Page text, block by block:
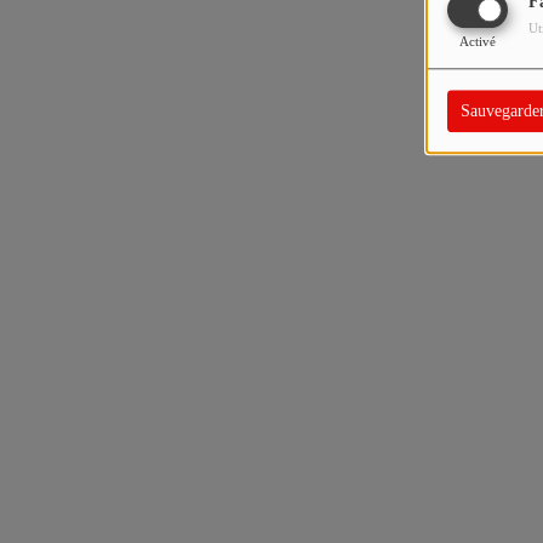
Activé